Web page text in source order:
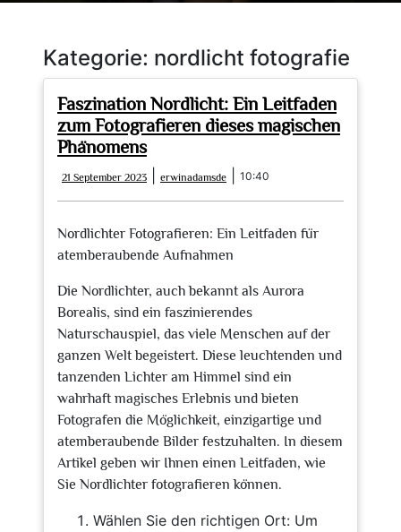
Kategorie: nordlicht fotografie
Faszination Nordlicht: Ein Leitfaden
zum Fotografieren dieses magischen
Phänomens
21 September 2023
September
2023
erwinadamsde erwinadamsde
10:40
Nordlichter Fotografieren: Ein Leitfaden für
atemberaubende Aufnahmen
Die Nordlichter, auch bekannt als Aurora
Borealis, sind ein faszinierendes
Naturschauspiel, das viele Menschen auf der
ganzen Welt begeistert. Diese leuchtenden und
tanzenden Lichter am Himmel sind ein
wahrhaft magisches Erlebnis und bieten
Fotografen die Möglichkeit, einzigartige und
atemberaubende Bilder festzuhalten. In diesem
Artikel geben wir Ihnen einen Leitfaden, wie
Sie Nordlichter fotografieren können.
Wählen Sie den richtigen Ort: Um